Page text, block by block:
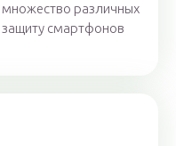
различных
защиту смартфонов